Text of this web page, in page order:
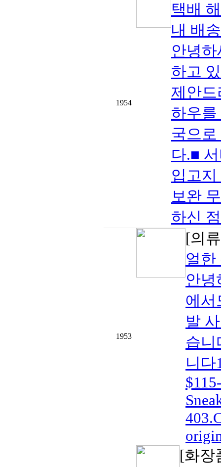
1954
택배
내 배송
안녕
하고
제안드
하우
국으
다.■
입고
보완
하신
1953
[의
얼한
안녕
에서
발
습니
니다
[화